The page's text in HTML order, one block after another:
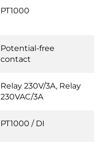
PT1000
Potential-free
contact
Relay 230V/3A, Relay
230VAC/3A
PT1000 / DI